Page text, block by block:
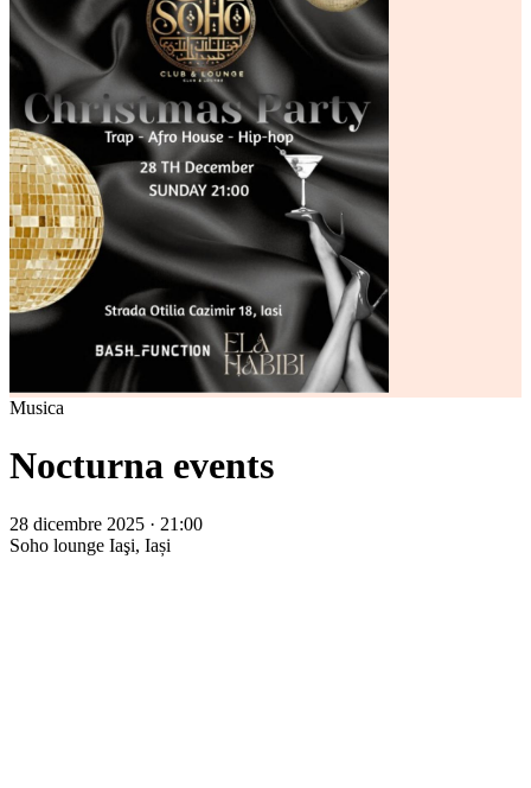
Musica
Nocturna events
28 dicembre 2025 · 21:00
Soho lounge Iaşi, Iași